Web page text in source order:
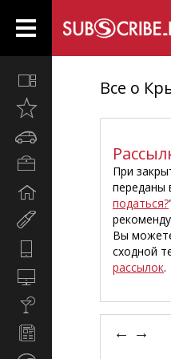
недавно
Компьютеры
Культура,
Все о
При
переданы
податься?
Вы
сходной
рассылок.
← →